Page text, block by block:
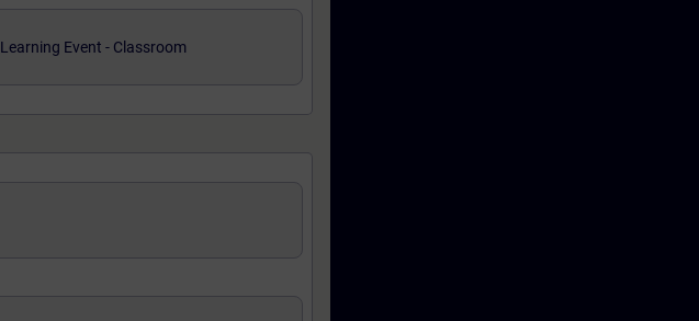
Learning Event - Classroom